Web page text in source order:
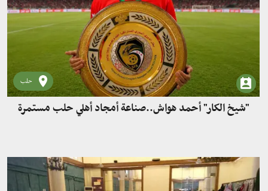
حلب
"شيخ الكار" أحمد هواش..صناعة أمجاد أهلي حلب مستمرة